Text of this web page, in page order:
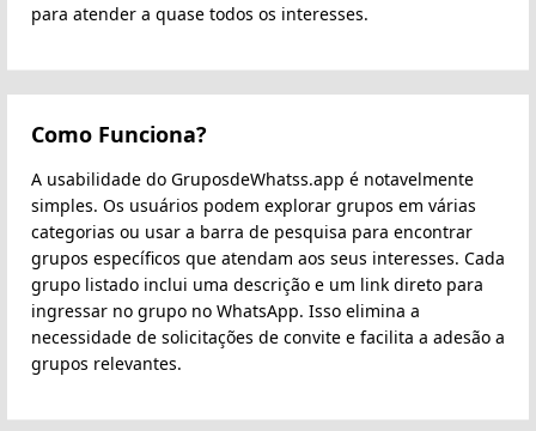
para atender a quase todos os interesses.
Como Funciona?
A usabilidade do GruposdeWhatss.app é notavelmente
simples. Os usuários podem explorar grupos em várias
categorias ou usar a barra de pesquisa para encontrar
grupos específicos que atendam aos seus interesses. Cada
grupo listado inclui uma descrição e um link direto para
ingressar no grupo no WhatsApp. Isso elimina a
necessidade de solicitações de convite e facilita a adesão a
grupos relevantes.